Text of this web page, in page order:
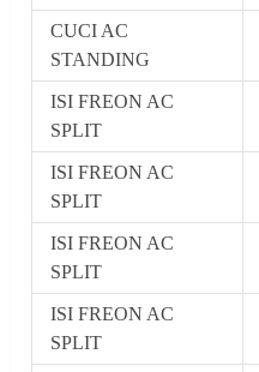
CUCI AC
STANDING
ISI FREON AC
SPLIT
ISI FREON AC
SPLIT
ISI FREON AC
SPLIT
ISI FREON AC
SPLIT